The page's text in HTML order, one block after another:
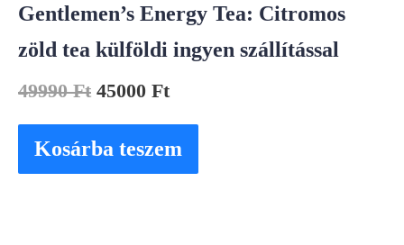
Gentlemen’s Energy Tea: Citromos
zöld tea külföldi ingyen szállítással
49990Ft 45000 Ft
Kosárba teszem